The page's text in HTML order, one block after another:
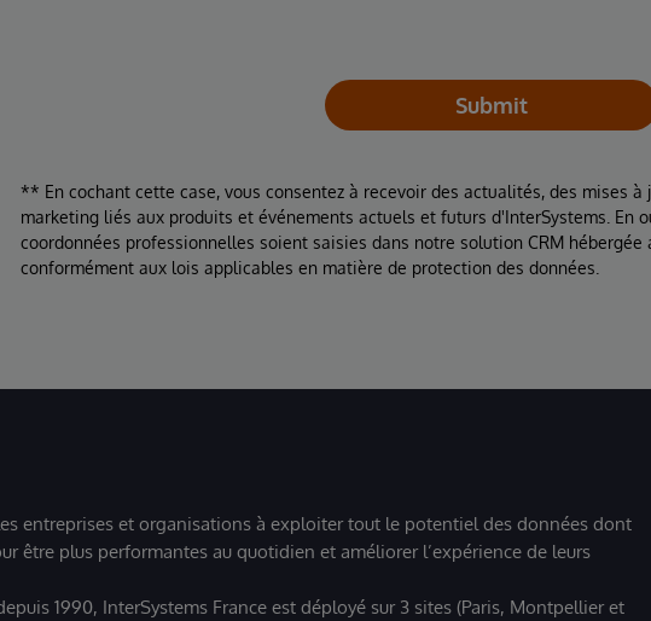
Submit
** En cochant cette case, vous consentez à recevoir des actualités, des mises
marketing liés aux produits et événements actuels et futurs d'InterSystems. En
coordonnées professionnelles soient saisies dans notre solution CRM hébergée
conformément aux lois applicables en matière de protection des données.
entreprises et organisations à exploiter tout le potentiel des données dont
être plus performantes au quotidien et améliorer l’expérience de leurs
1990, InterSystems France est déployé sur 3 sites (Paris, Montpellier et